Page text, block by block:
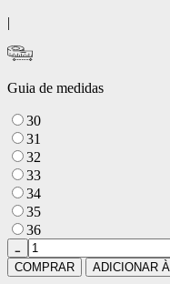
|
Guia de medidas
30
31
32
33
34
35
36
COMPRAR ADICIONAR